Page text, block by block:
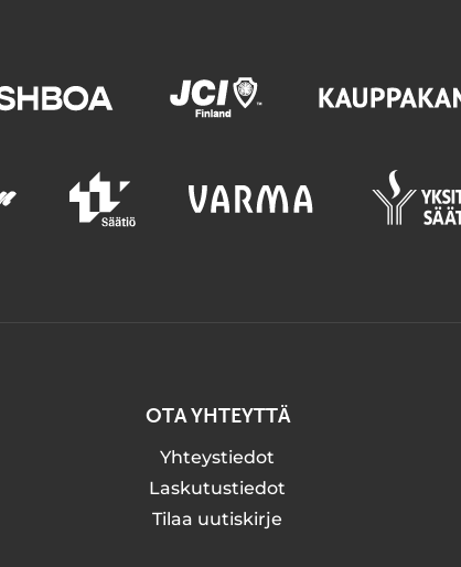
OTA YHTEYTTÄ
Yhteystiedot
Laskutustiedot
Tilaa uutiskirje